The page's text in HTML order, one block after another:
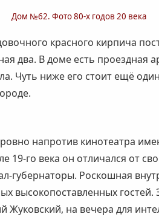
Дом №62. Фото 80-х годов 20 века
красного кирпича
два. В доме есть
Чуть ниже его стоит ещё
напротив кинотеатра
19-го века он отличался от
губернаторы. Роскошная
высокопоставленных
Жуковский, на вечера для